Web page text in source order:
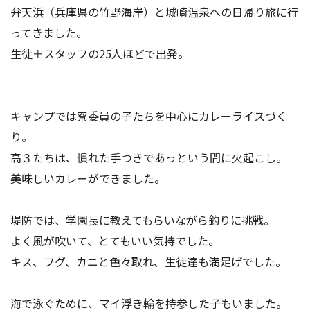
中学校
受験生のみなさんへ
アクセス お問い合わせ
弁天浜（兵庫県の竹野海岸）と城崎温泉への日帰り旅に行
ってきました。
生徒＋スタッフの25人ほどで出発。
キャンプでは寮委員の子たちを中心にカレーライスづく
り。
高３たちは、慣れた手つきであっという間に火起こし。
美味しいカレーができました。
堤防では、学園長に教えてもらいながら釣りに挑戦。
よく風が吹いて、とてもいい気持でした。
キス、フグ、カニと色々取れ、生徒達も満足げでした。
海で泳ぐために、マイ浮き輪を持参した子もいました。